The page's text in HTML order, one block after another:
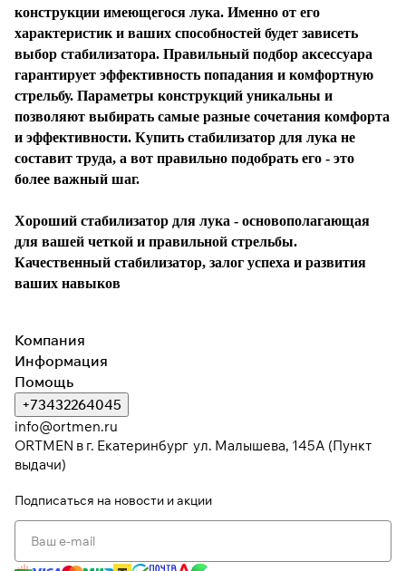
конструкции имеющегося лука. Именно от его
характеристик и ваших способностей будет зависеть
выбор стабилизатора. Правильный подбор аксессуара
гарантирует эффективность попадания и комфортную
стрельбу. Параметры конструкций уникальны и
позволяют выбирать самые разные сочетания комфорта
и эффективности. Купить стабилизатор для лука не
составит труда, а вот правильно подобрать его - это
более важный шаг.
Хороший стабилизатор для лука - основополагающая
для вашей четкой и правильной стрельбы.
Качественный стабилизатор, залог успеха и развития
ваших навыков
Компания
Информация
Помощь
+73432264045
info@ortmen.ru
ORTMEN в г. Екатеринбург ул. Малышева, 145А (Пункт
выдачи)
Подписаться на новости и акции